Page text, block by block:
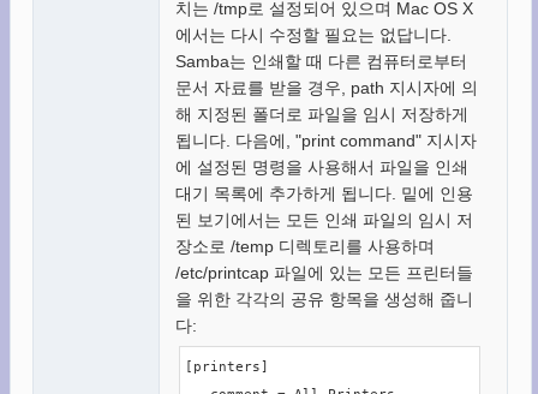
치는 /tmp로 설정되어 있으며 Mac OS X
에서는 다시 수정할 필요는 없답니다.
Samba는 인쇄할 때 다른 컴퓨터로부터
문서 자료를 받을 경우, path 지시자에 의
해 지정된 폴더로 파일을 임시 저장하게
됩니다. 다음에, "print command" 지시자
에 설정된 명령을 사용해서 파일을 인쇄
대기 목록에 추가하게 됩니다. 밑에 인용
된 보기에서는 모든 인쇄 파일의 임시 저
장소로 /temp 디렉토리를 사용하며
/etc/printcap 파일에 있는 모든 프린터들
을 위한 각각의 공유 항목을 생성해 줍니
다:
[printers]